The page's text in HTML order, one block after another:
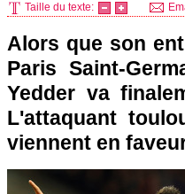
Taille du texte:
Alors que son
Paris Saint-
Yedder va
L'attaquant
viennent en